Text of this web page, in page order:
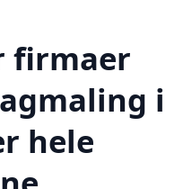
firmaer
i
hele